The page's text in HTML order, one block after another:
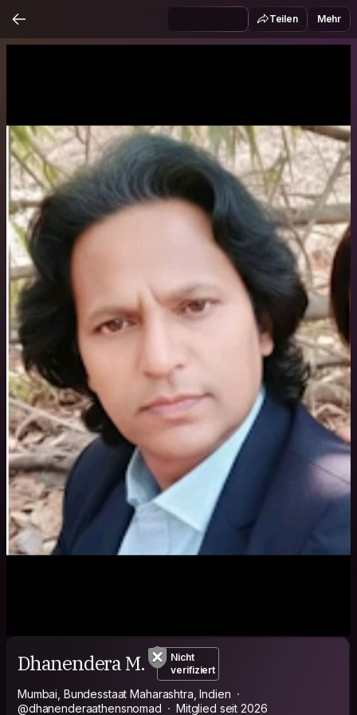
Teilen Mehr
Dhanendera M.
Nicht
verifiziert
Mumbai, Bundesstaat Maharashtra, Indien
@dhanenderaathensnomad
Mitglied seit 2026